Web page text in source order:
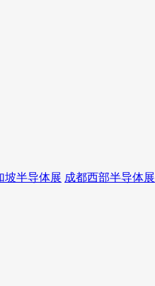
坡半导体展 成都西部半导体展